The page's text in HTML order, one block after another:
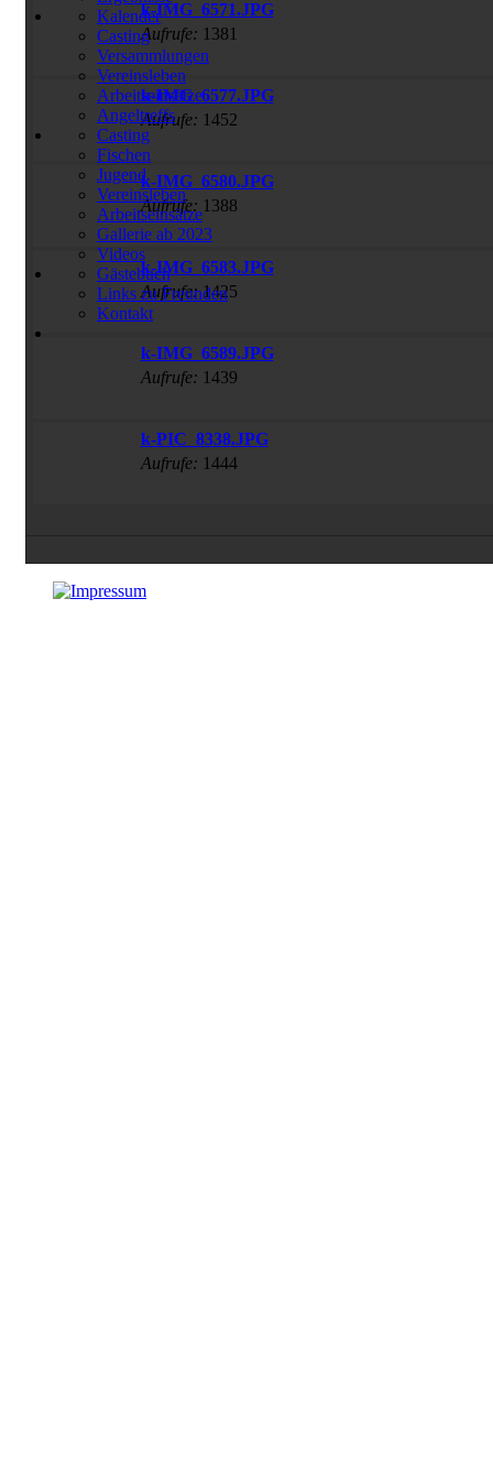
Kalender
Casting
Versammlungen
Vereinsleben
Arbeitseinsätze
Angeltreffs
Casting
Fischen
Jugend
Vereinsleben
Arbeitseinsätze
Gallerie ab 2023
Videos
Gästebuch
Links zu Freunden
Kontakt
k-IMG_6571.JPG
Aufrufe: 1381
k-IMG_6577.JPG
Aufrufe: 1452
k-IMG_6580.JPG
Aufrufe: 1388
k-IMG_6583.JPG
Aufrufe:1425
k-IMG_6589.JPG
Aufrufe: 1439
k-PIC_8338.JPG
Aufrufe: 1444